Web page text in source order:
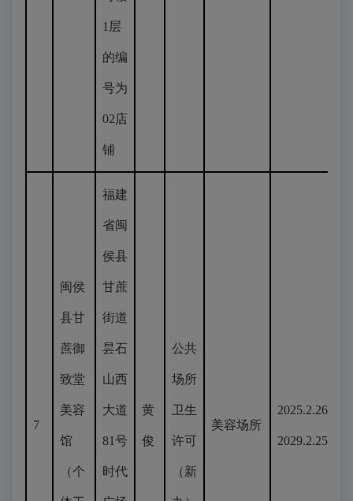
1层
的编
号为
02店
铺
7
闽侯
县甘
蔗御
致堂
美容
馆
（个
福建
省闽
侯县
甘蔗
街道
昙石
山西
大道
81号
时代
黄
俊
公共
场所
卫生
许可
（新
美容场所
2025.2.26-
2029.2.25